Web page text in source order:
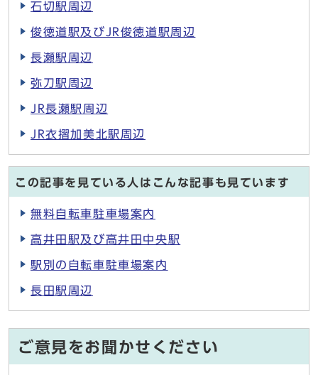
石切駅周辺
俊徳道駅及びJR俊徳道駅周辺
長瀬駅周辺
弥刀駅周辺
JR長瀬駅周辺
JR衣摺加美北駅周辺
この記事を見ている人はこんな記事も見ています
無料自転車駐車場案内
高井田駅及び高井田中央駅
駅別の自転車駐車場案内
長田駅周辺
ご意見をお聞かせください